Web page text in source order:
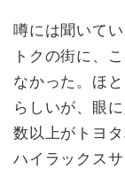
噂には聞いて
トクの街に、
なかった。ほ
らしいが、眼
数以上がトヨ
ハイラックス